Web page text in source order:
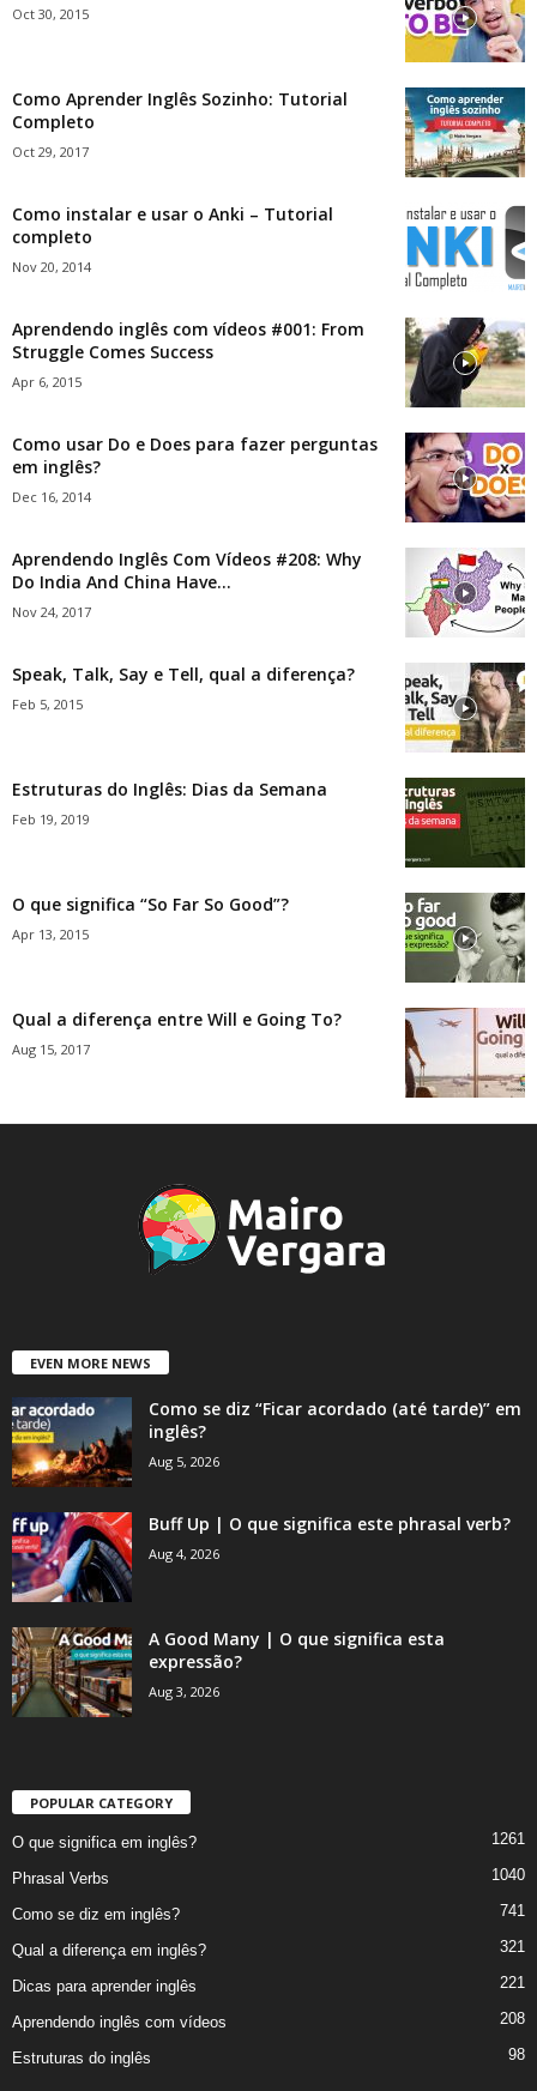
Oct 30, 2015
Como Aprender Inglês Sozinho: Tutorial
Completo
Oct 29, 2017
Como instalar e usar o Anki – Tutorial
completo
Nov 20, 2014
Aprendendo inglês com vídeos #001: From
Struggle Comes Success
Apr 6, 2015
Como usar Do e Does para fazer perguntas
em inglês?
Dec 16, 2014
Aprendendo Inglês Com Vídeos #208: Why
Do India And China Have...
Nov 24, 2017
Speak, Talk, Say e Tell, qual a diferença?
Feb 5, 2015
Estruturas do Inglês: Dias da Semana
Feb 19, 2019
O que significa “So Far So Good”?
Apr 13, 2015
Qual a diferença entre Will e Going To?
Aug 15, 2017
EVEN MORE NEWS
Como se diz “Ficar acordado (até tarde)” em
inglês?
Aug 5, 2026
Buff Up | O que significa este phrasal verb?
Aug 4, 2026
A Good Many | O que significa esta
expressão?
Aug 3, 2026
POPULAR CATEGORY
O que significa em inglês? 1261
Phrasal Verbs 1040
Como se diz em inglês? 741
Qual a diferença em inglês? 321
Dicas para aprender inglês 221
Aprendendo inglês com vídeos 208
Estruturas do inglês 98